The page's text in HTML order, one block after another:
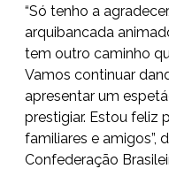
“Só tenho a
arquibancada
tem outro caminho
Vamos continuar
apresentar um
prestigiar. Estou feliz
familiares e amigos”,
Confederação